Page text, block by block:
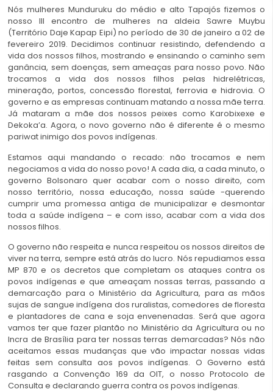
Nós mulheres Munduruku do médio e alto Tapajós fizemos o
nosso III encontro de mulheres na aldeia Sawre Muybu
(Território Daje Kapap Eipi) no período de 30 de janeiro a 02 de
fevereiro 2019. Decidimos continuar resistindo, defendendo a
vida dos nossos filhos, mostrando e ensinando o caminho sem
ganância, sem doenças, sem ameaças para nosso povo. Não
trocamos a vida dos nossos filhos pelas hidrelétricas,
mineração, portos, concessão florestal, ferrovia e hidrovia. O
governo e as empresas continuam matando a nossa mãe terra.
Já mataram a mãe dos nossos peixes como Karobixexe e
Dekoka’a. Agora, o novo governo não é diferente é o mesmo
pariwat inimigo dos povos indígenas.
Estamos aqui mandando o recado: não trocamos e nem
negociamos a vida do nosso povo! A cada dia, a cada minuto, o
governo Bolsonaro quer acabar com o nosso direito, com
nosso território, nossa educação, nossa saúde -querendo
cumprir uma promessa antiga de municipalizar e desmontar
toda a saúde indígena – e com isso, acabar com a vida dos
nossos filhos.
O governo não respeita e nunca respeitou os nossos direitos de
viver na terra, sempre está atrás do lucro. Nós repudiamos essa
MP 870 e os decretos que completam os ataques contra os
povos indígenas e que ameaçam nossas terras, passando a
demarcação para o Ministério da Agricultura, para as mãos
sujas de sangue indígena dos ruralistas, comedores de floresta
e plantadores de cana e soja envenenadas. Será que agora
vamos ter que fazer plantão no Ministério da Agricultura ou no
Incra de Brasília para ter nossas terras demarcadas? Nós não
aceitamos essas mudanças que vão impactar nossas vidas
feitas sem consulta aos povos indígenas. O Governo está
rasgando a Convenção 169 da OIT, o nosso Protocolo de
Consulta e declarando guerra contra os povos indígenas.